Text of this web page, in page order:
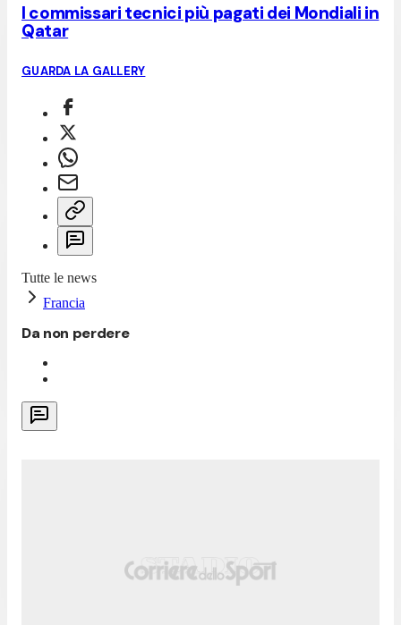
I commissari tecnici più pagati dei Mondiali in
Qatar
GUARDA LA GALLERY
Tutte le news
Francia
Da non perdere